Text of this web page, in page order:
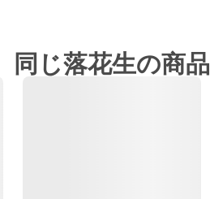
同じ落花生の商品